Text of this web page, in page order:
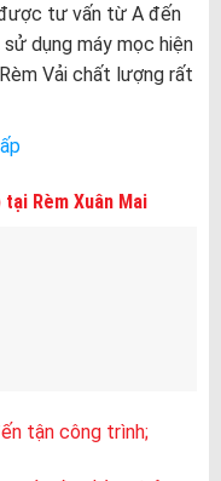
tư vấn từ A đến
dụng máy mọc hiện
Vải chất lượng rất
Rèm Xuân Mai
tận công trình;